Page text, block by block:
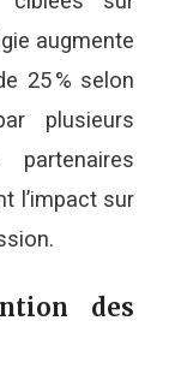
augmente
25 % selon
plusieurs
l’impact sur
des